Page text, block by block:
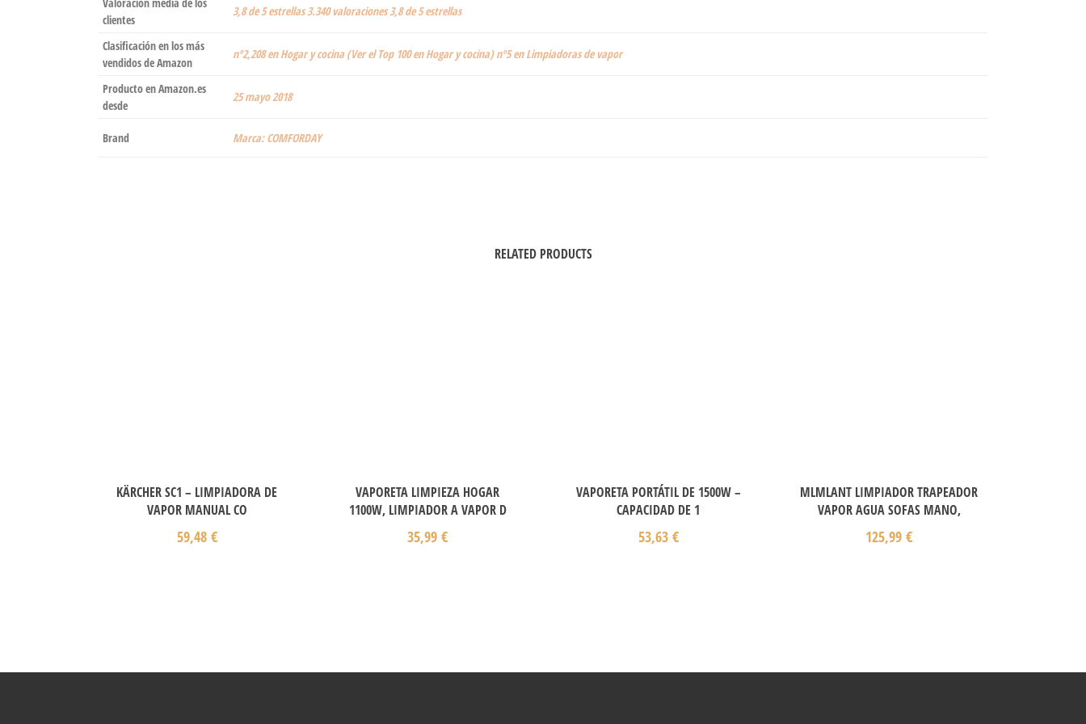
clientes
3,8 de 5 estrellas 3.340 valoraciones 3,8 de 5 estrellas
Clasificación en los más
vendidos de Amazon
nº2,208 en Hogar y cocina (Ver el Top 100 en Hogar y cocina) nº5 en Limpiadoras de vapor
Producto en Amazon.es
desde
25 mayo 2018
Brand Marca: COMFORDAY
RELATED PRODUCTS
KÄRCHER SC1 – LIMPIADORA DE
VAPOR MANUAL CO
59,48 €
VAPORETA LIMPIEZA HOGAR
1100W, LIMPIADOR A VAPOR D
35,99€
VAPORETA PORTÁTIL DE 1500W –
CAPACIDAD DE 1
53,63 €
MLMLANT LIMPIADOR TRAPEADOR
VAPOR AGUA SOFAS MANO,
125,99€